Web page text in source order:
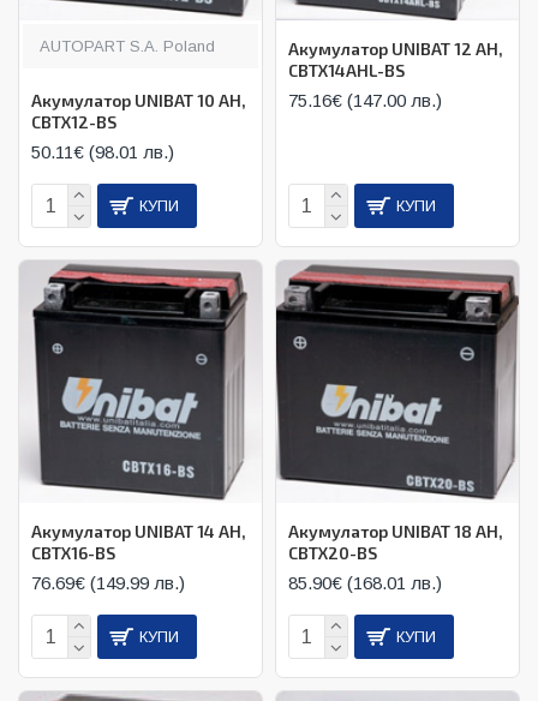
AUTOPART S.A. Poland
Акумулатор UNIBAT 10 AH,
CBTX12-BS
50.11€ (98.01 лв.)
КУПИ
Акумулатор UNIBAT 12 AH,
CBTX14AHL-BS
75.16€ (147.00 лв.)
КУПИ
Акумулатор UNIBAT 14 AH,
CBTX16-BS
76.69€ (149.99 лв.)
КУПИ
Акумулатор UNIBAT 18 AH,
CBTX20-BS
85.90€ (168.01 лв.)
КУПИ